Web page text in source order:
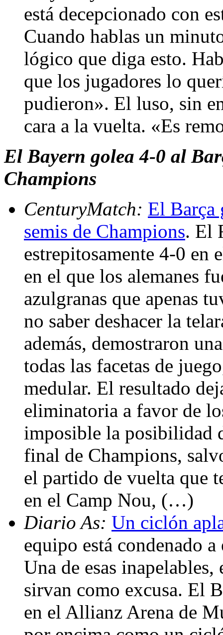
está decepcionado con
Cuando hablas un
lógico que diga esto.
que los jugadores lo
pudieron». El luso, sin
cara a la vuelta. «Es
El Bayern golea 4-0 al
Champions
CenturyMatch: El Barça
semis de Champions. El
estrepitosamente 4-0 en
en el que los alemanes
azulgranas que apenas
no saber deshacer la
además, demostraron
todas las facetas de
medular. El resultado
eliminatoria a favor de
imposible la posibilidad
final de Champions,
el partido de vuelta que
en el Camp Nou, (…)
Diario As: Un ciclón
equipo está condenado
Una de esas
sirvan como excusa. El
en el Allianz Arena de